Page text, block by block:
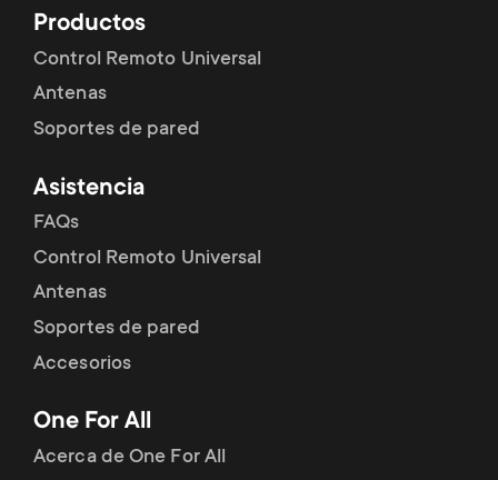
Productos
Control Remoto Universal
Antenas
Soportes de pared
Asistencia
FAQs
Control Remoto Universal
Antenas
Soportes de pared
Accesorios
One For All
Acerca de One For All